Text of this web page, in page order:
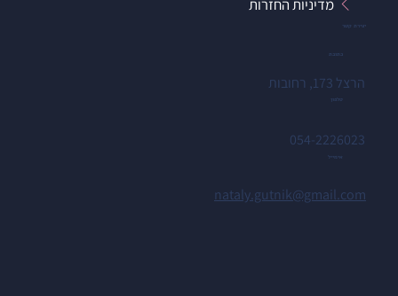
מדיניות החזרות
יצירת קשר
כתובת
הרצל 173, רחובות
טלפון
054-2226023
אימייל
nataly.gutnik@gmail.com